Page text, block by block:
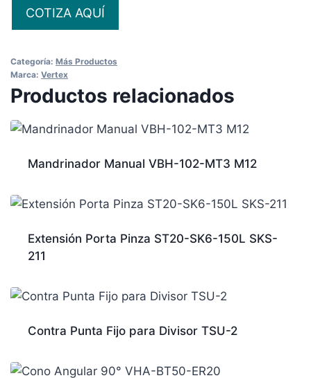
COTIZA AQUÍ
Categoría: Más Productos
Marca: Vertex
Productos relacionados
Mandrinador Manual VBH-102-MT3 M12
Extensión Porta Pinza ST20-SK6-150L SKS-
211
Contra Punta Fijo para Divisor TSU-2